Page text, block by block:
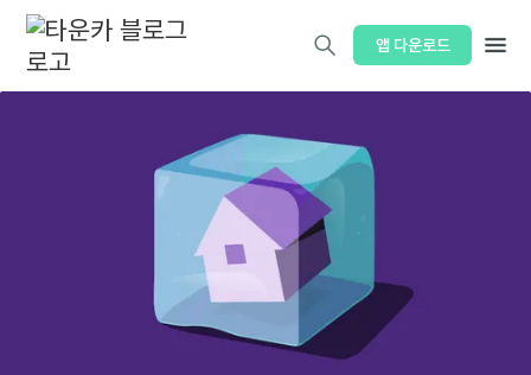
앱 다운로드